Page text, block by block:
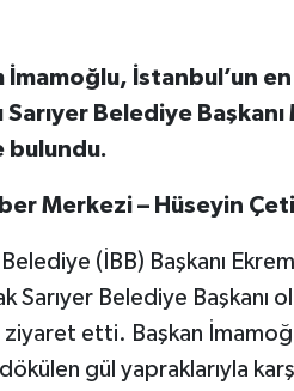
İmamoğlu, İstanbul’un
Sarıyer Belediye
bulundu.
Merkezi – Hüseyin
(İBB) Başkanı
Sarıyer Belediye Başkanı
ziyaret etti. Başkan
gül yapraklarıyla